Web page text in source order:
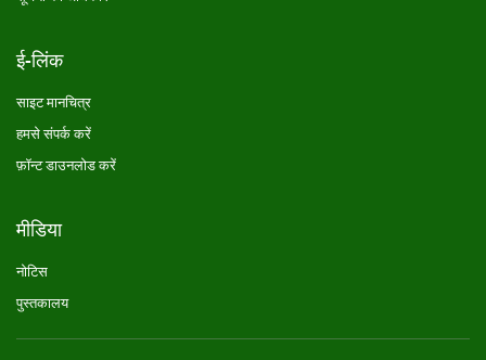
ई-लिंक
साइट मानचित्र
हमसे संपर्क करें
फ़ॉन्ट डाउनलोड करें
मीडिया
नोटिस
पुस्तकालय